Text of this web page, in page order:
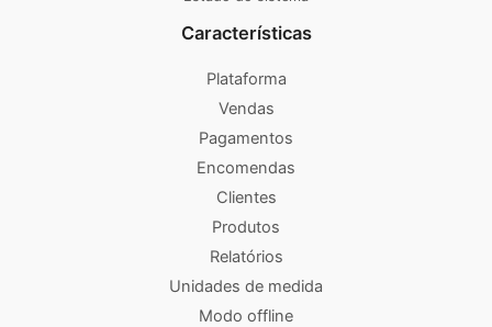
Características
Plataforma
Vendas
Pagamentos
Encomendas
Clientes
Produtos
Relatórios
Unidades de medida
Modo offline